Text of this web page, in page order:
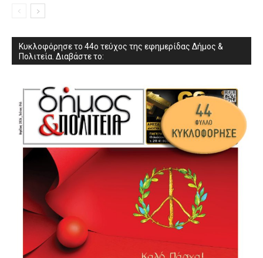
Κυκλοφόρησε το 44ο τεύχος της εφημερίδας Δήμος &
Πολιτεία. Διαβάστε το: